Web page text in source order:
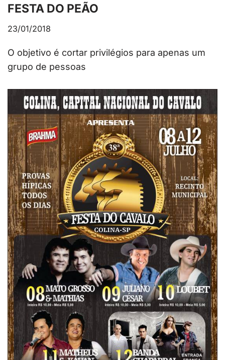
FESTA DO PEÃO
23/01/2018
O objetivo é cortar privilégios para apenas um
grupo de pessoas